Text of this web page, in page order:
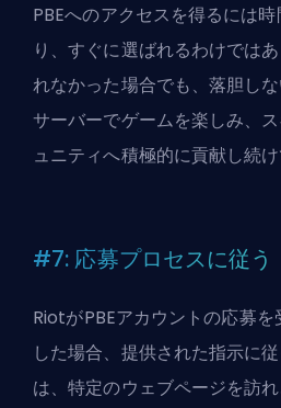
PBEへのアクセスを得るには
り、すぐに選ばれるわけでは
れなかった場合でも、落胆し
サーバーでゲームを楽しみ、
ュニティへ積極的に貢献し続け
#7: 応募プロセスに従う
RiotがPBEアカウントの応募
した場合、提供された指示に
は、特定のウェブページを訪